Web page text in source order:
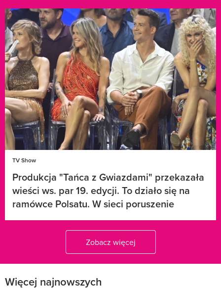
TV Show
Produkcja "Tańca z Gwiazdami" przekazała
wieści ws. par 19. edycji. To działo się na
ramówce Polsatu. W sieci poruszenie
Zobacz więcej
Więcej najnowszych